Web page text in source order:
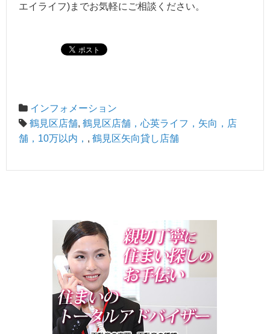
エイライフ)までお気軽にご相談ください。
インフォメーション
鶴見区店舗, 鶴見区店舗，心英ライフ，矢向，店
舗，10万以内， , 鶴見区矢向貸し店舗